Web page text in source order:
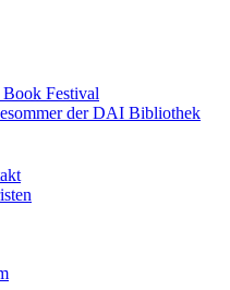
Book Festival
der DAI Bibliothek